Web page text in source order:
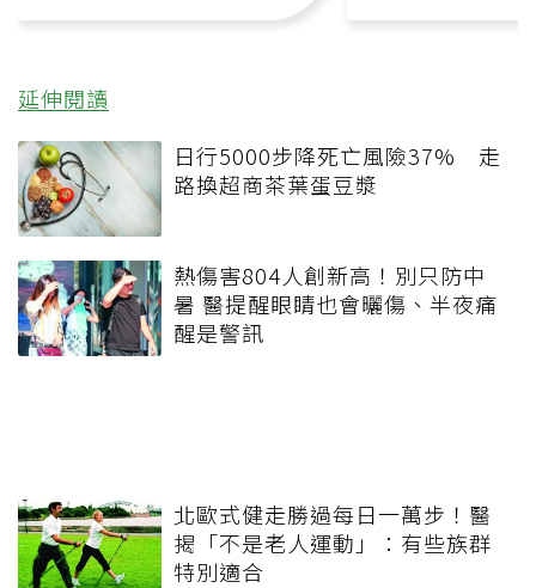
延伸閱讀
日行5000步降死亡風險37% 走
路換超商茶葉蛋豆漿
熱傷害804人創新高！別只防中
暑 醫提醒眼睛也會曬傷、半夜痛
醒是警訊
北歐式健走勝過每日一萬步！醫
揭「不是老人運動」：有些族群
特別適合